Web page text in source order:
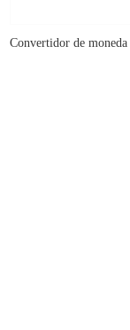
Convertidor de moneda